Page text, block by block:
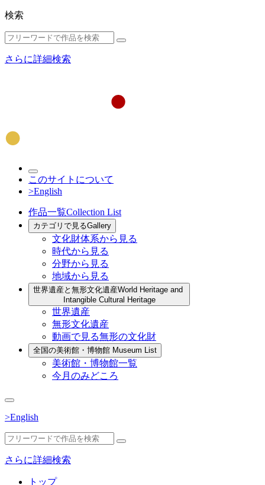
検索
さらに詳細検索
このサイトについて
>English
作品一覧Collection List
カテゴリで見るGallery
文化財体系から見る
時代から見る
分野から見る
地域から見る
世界遺産と無形文化遺産World Heritage and
Intangible Cultural Heritage
世界遺産
無形文化遺産
動画で見る無形の文化財
全国の美術館・博物館 Museum List
美術館・博物館一覧
今月のみどころ
>English
さらに詳細検索
トップ